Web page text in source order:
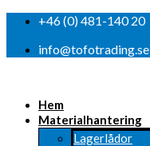
+46 (0) 481-140 20
info@tofotrading.se
Hem
Materialhantering
Lagerlådor